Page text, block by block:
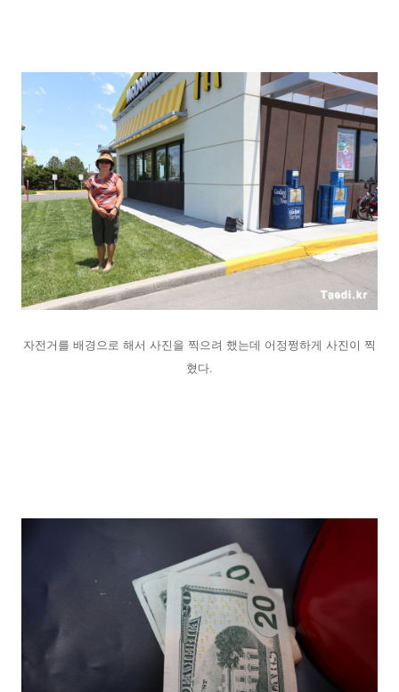
자전거를 배경으로 해서 사진을 찍으려 했는데 어정쩡하게 사진이 찍
혔다.